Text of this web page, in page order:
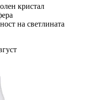
кристал
на светлината